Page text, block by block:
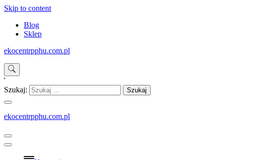
Skip to content
Blog
Sklep
ekocentrpphu.com.pl
'
Szukaj:
ekocentrpphu.com.pl